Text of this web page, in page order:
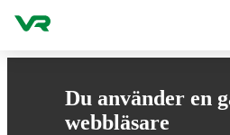
Du använder en
webbläsare
Gå till innehållet